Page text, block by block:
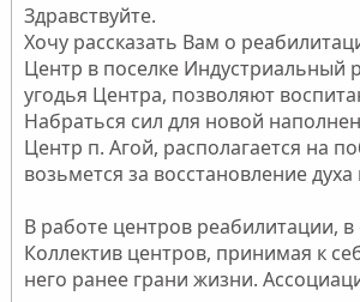
Здравствуйте.
Хочу рассказать Вам о
Центр в поселке Индустриальный
угодья Центра, позволяют
Набраться сил для новой
Центр п. Агой, располагается на
возьмется за восстановление
В работе центров реабилитации,
Коллектив центров, принимая к
него ранее грани жизни.